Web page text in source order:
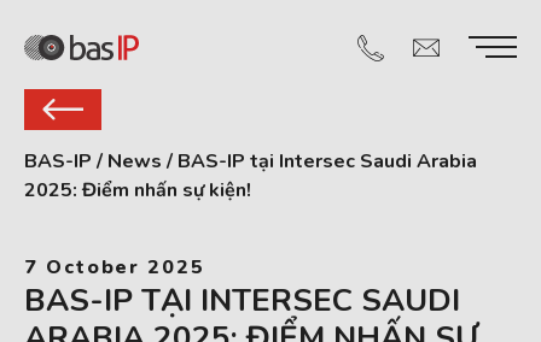
BAS-IP / News / BAS-IP tại Intersec Saudi Arabia
2025: Điểm nhấn sự kiện!
7 October 2025
BAS-IP TẠI INTERSEC SAUDI